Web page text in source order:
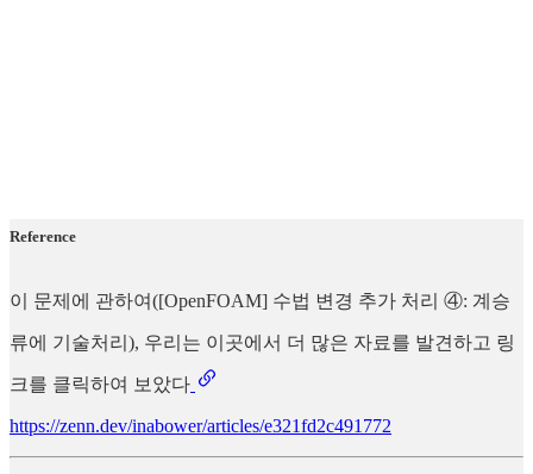
Reference
이 문제에 관하여([OpenFOAM] 수법 변경 추가 처리 ④: 계승
류에 기술처리), 우리는 이곳에서 더 많은 자료를 발견하고 링
크를 클릭하여 보았다
https://zenn.dev/inabower/articles/e321fd2c491772